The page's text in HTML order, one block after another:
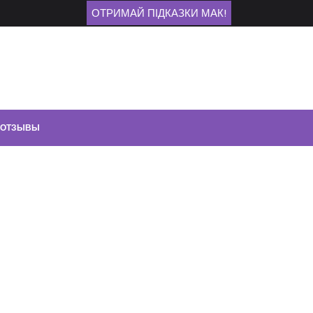
ОТРИМАЙ ПІДКАЗКИ МАК!
ОТЗЫВЫ